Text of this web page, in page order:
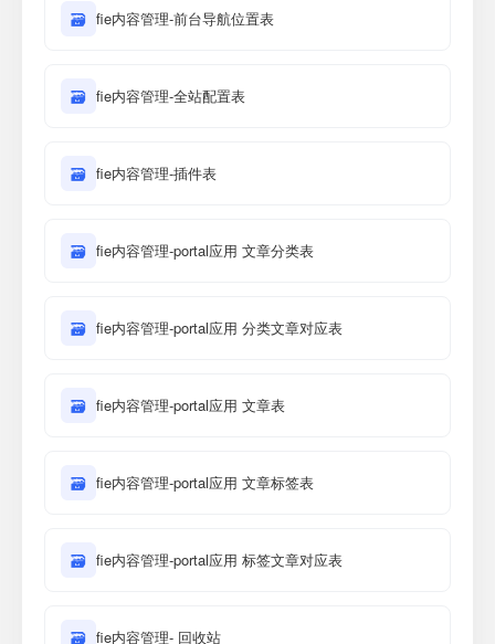
🗃 fie内容管理-前台导航位置表
🗃 fie内容管理-全站配置表
🗃 fie内容管理-插件表
🗃 fie内容管理-portal应用 文章分类表
🗃 fie内容管理-portal应用 分类文章对应表
🗃 fie内容管理-portal应用 文章表
🗃 fie内容管理-portal应用 文章标签表
🗃 fie内容管理-portal应用 标签文章对应表
🗃 fie内容管理- 回收站